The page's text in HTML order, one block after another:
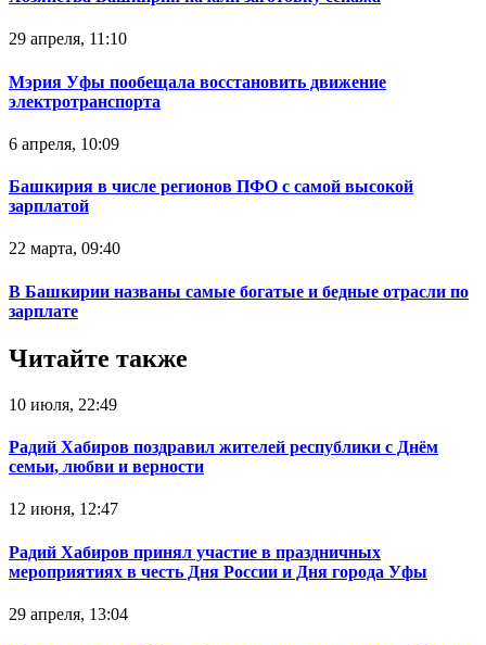
29 апреля, 11:10
Мэрия Уфы пообещала восстановить движение
электротранспорта
6 апреля, 10:09
Башкирия в числе регионов ПФО с самой высокой
зарплатой
22 марта, 09:40
В Башкирии названы самые богатые и бедные отрасли по
зарплате
Читайте также
10 июля, 22:49
Радий Хабиров поздравил жителей республики с Днём
семьи, любви и верности
12 июня, 12:47
Радий Хабиров принял участие в праздничных
мероприятиях в честь Дня России и Дня города Уфы
29 апреля, 13:04